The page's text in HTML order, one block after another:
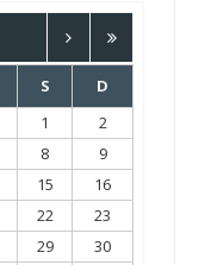
S
D
1
2
8
9
15
16
22
23
29
30